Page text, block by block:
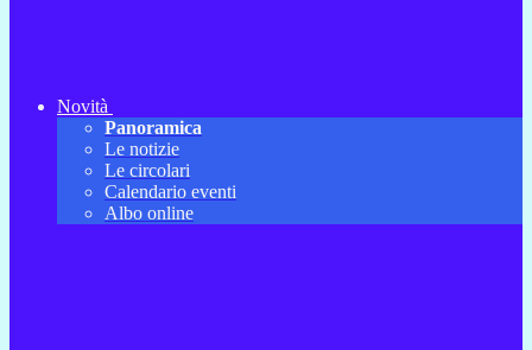
Novità
Panoramica
Le notizie
Le circolari
Calendario eventi
Albo online